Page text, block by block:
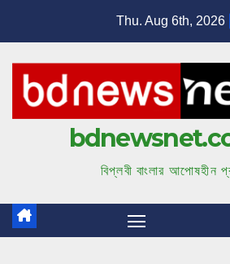
n
Thu. Aug 6th, 2026
বিপ্লবী বাংলার আপোষহীন